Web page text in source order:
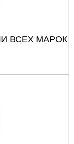
ВСЕХ МАРОК